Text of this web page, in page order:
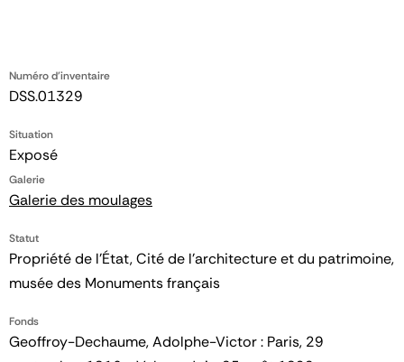
Numéro d'inventaire
DSS.01329
Situation
Exposé
Galerie
Galerie des moulages
Statut
Propriété de l’État, Cité de l’architecture et du patrimoine,
musée des Monuments français
Fonds
Geoffroy-Dechaume, Adolphe-Victor : Paris, 29